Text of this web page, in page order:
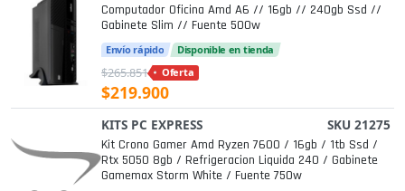
Computador Oficina Amd A6 // 16gb // 240gb Ssd //
Gabinete Slim // Fuente 500w
Envío rápido Disponible en tienda
$265.851 Oferta
$219.900
KITS PC EXPRESS SKU 21275
Kit Crono Gamer Amd Ryzen 7600 / 16gb / 1tb Ssd /
Rtx 5050 8gb / Refrigeracion Liquida 240 / Gabinete
Gamemax Storm White / Fuente 750w